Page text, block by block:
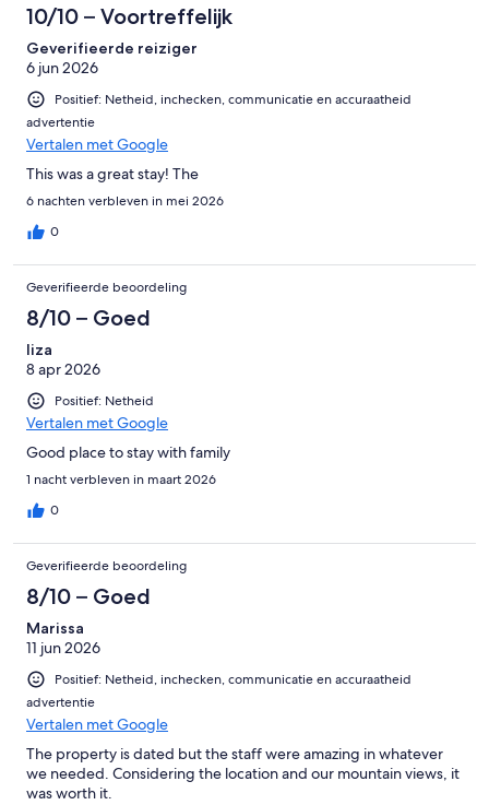
10/10 – Voortreffelijk
Geverifieerde reiziger
6 jun 2026
Positief: Netheid, inchecken, communicatie en accuraatheid
advertentie
Vertalen met Google
This was a great stay! The
6 nachten verbleven in mei 2026
0
Geverifieerde beoordeling
8/10 – Goed
liza
8 apr 2026
Positief: Netheid
Vertalen met Google
Good place to stay with family
1 nacht verbleven in maart 2026
0
Geverifieerde beoordeling
8/10 – Goed
Marissa
11 jun 2026
Positief: Netheid, inchecken, communicatie en accuraatheid
advertentie
Vertalen met Google
The property is dated but the staff were amazing in whatever
we needed. Considering the location and our mountain views, it
was worth it.